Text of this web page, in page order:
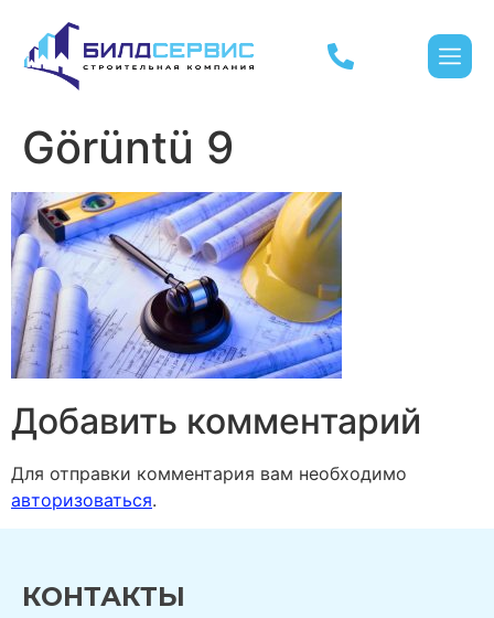
Görüntü 9
Добавить комментарий
Для отправки комментария вам необходимо
авторизоваться.
КОНТАКТЫ